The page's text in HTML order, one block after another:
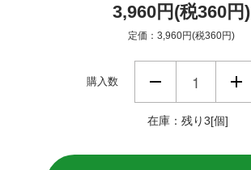
3,960円(税360円)
定価：3,960円(税360円)
購入数
在庫：残り3[個]